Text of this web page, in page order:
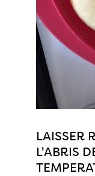
LAISSER
L'ABRIS